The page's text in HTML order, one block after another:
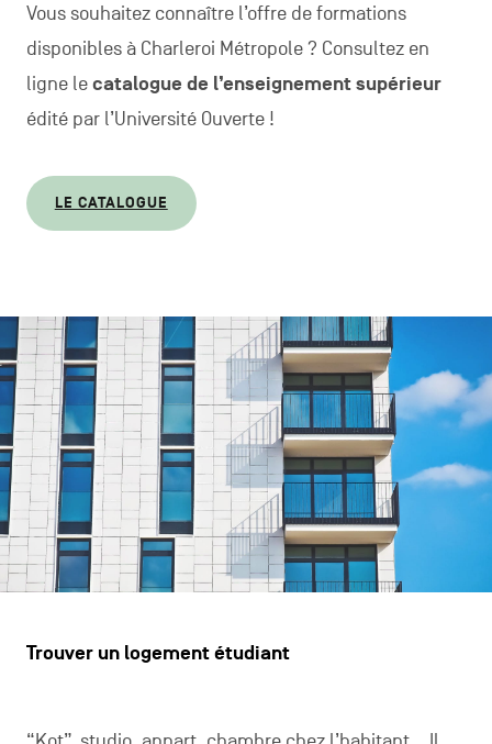
Vous souhaitez connaître l’offre de formations
disponibles à Charleroi Métropole ? Consultez en
ligne lecatalogue de l’enseignement supérieur
édité par l’Université Ouverte !
LE CATALOGUE
Trouver un logement étudiant